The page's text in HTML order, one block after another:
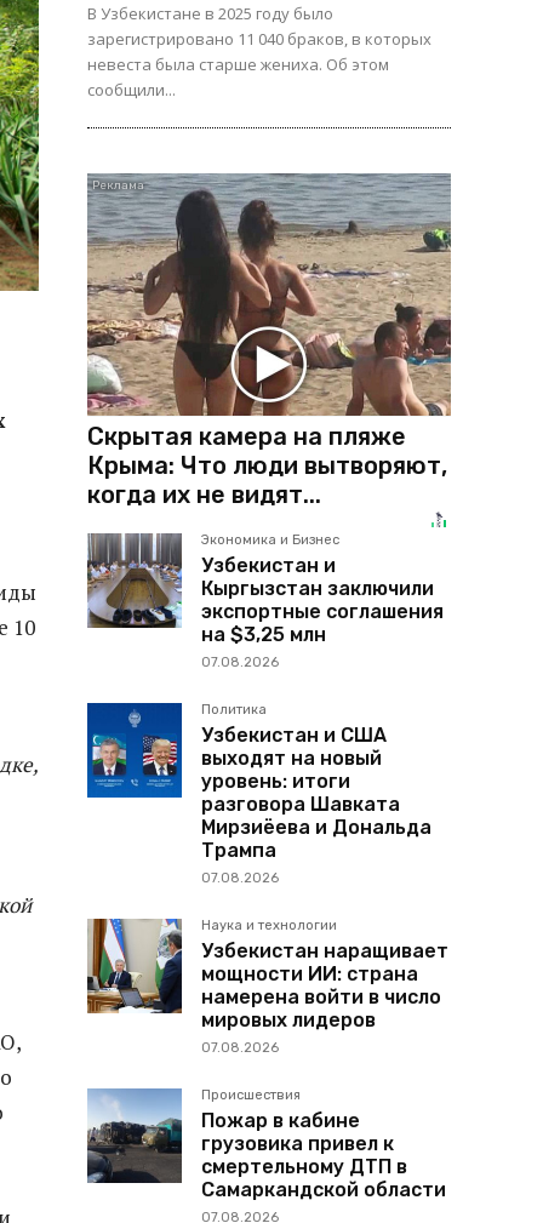
10
В Узбекистане в 2025 году было
зарегистрировано 11 040 браков, в которых
невеста была старше жениха. Об этом
сообщили...
Скрытая камера на пляже
Крыма: Что люди вытворяют,
когда их не видят...
Экономика и Бизнес
Узбекистан и
Кыргызстан заключили
экспортные соглашения
на $3,25 млн
07.08.2026
Политика
Узбекистан и США
выходят на новый
уровень: итоги
разговора Шавката
Мирзиёева и Дональда
Трампа
07.08.2026
Наука и технологии
Узбекистан наращивает
мощности ИИ: страна
намерена войти в число
мировых лидеров
07.08.2026
Происшествия
Пожар в кабине
грузовика привел к
смертельному ДТП в
Самаркандской области
07.08.2026